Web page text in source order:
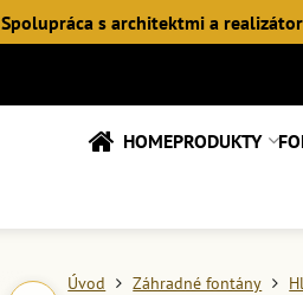
Spolupráca s architektmi a
HOMEPRODUKTY
Úvod Záhradné fontány